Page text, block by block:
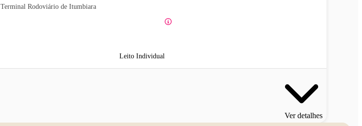
Terminal Rodoviário de Itumbiara
Leito Individual
Ver detalhes